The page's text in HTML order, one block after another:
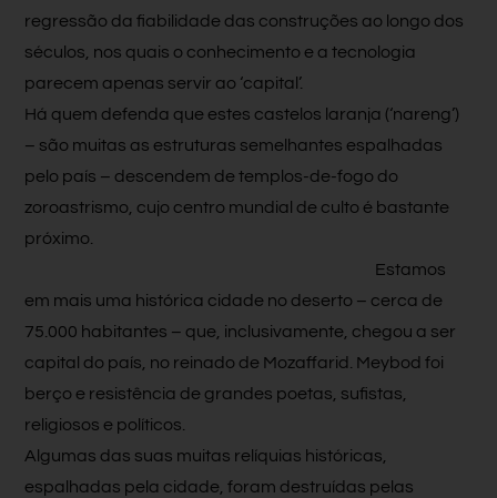
regressão da fiabilidade das construções ao longo dos
séculos, nos quais o conhecimento e a tecnologia
parecem apenas servir ao ‘capital’.
Há quem defenda que estes castelos laranja (‘nareng’)
– são muitas as estruturas semelhantes espalhadas
pelo país – descendem de templos-de-fogo do
zoroastrismo, cujo centro mundial de culto é bastante
próximo.
Estamos
em mais uma histórica cidade no deserto – cerca de
75.000 habitantes – que, inclusivamente, chegou a ser
capital do país, no reinado de Mozaffarid. Meybod foi
berço e resistência de grandes poetas, sufistas,
religiosos e políticos.
Algumas das suas muitas relíquias históricas,
espalhadas pela cidade, foram destruídas pelas